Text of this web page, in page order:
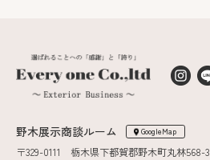
野木展示商談ルーム GoogleMap
〒329-0111 栃木県下都賀郡野木町丸林568-3